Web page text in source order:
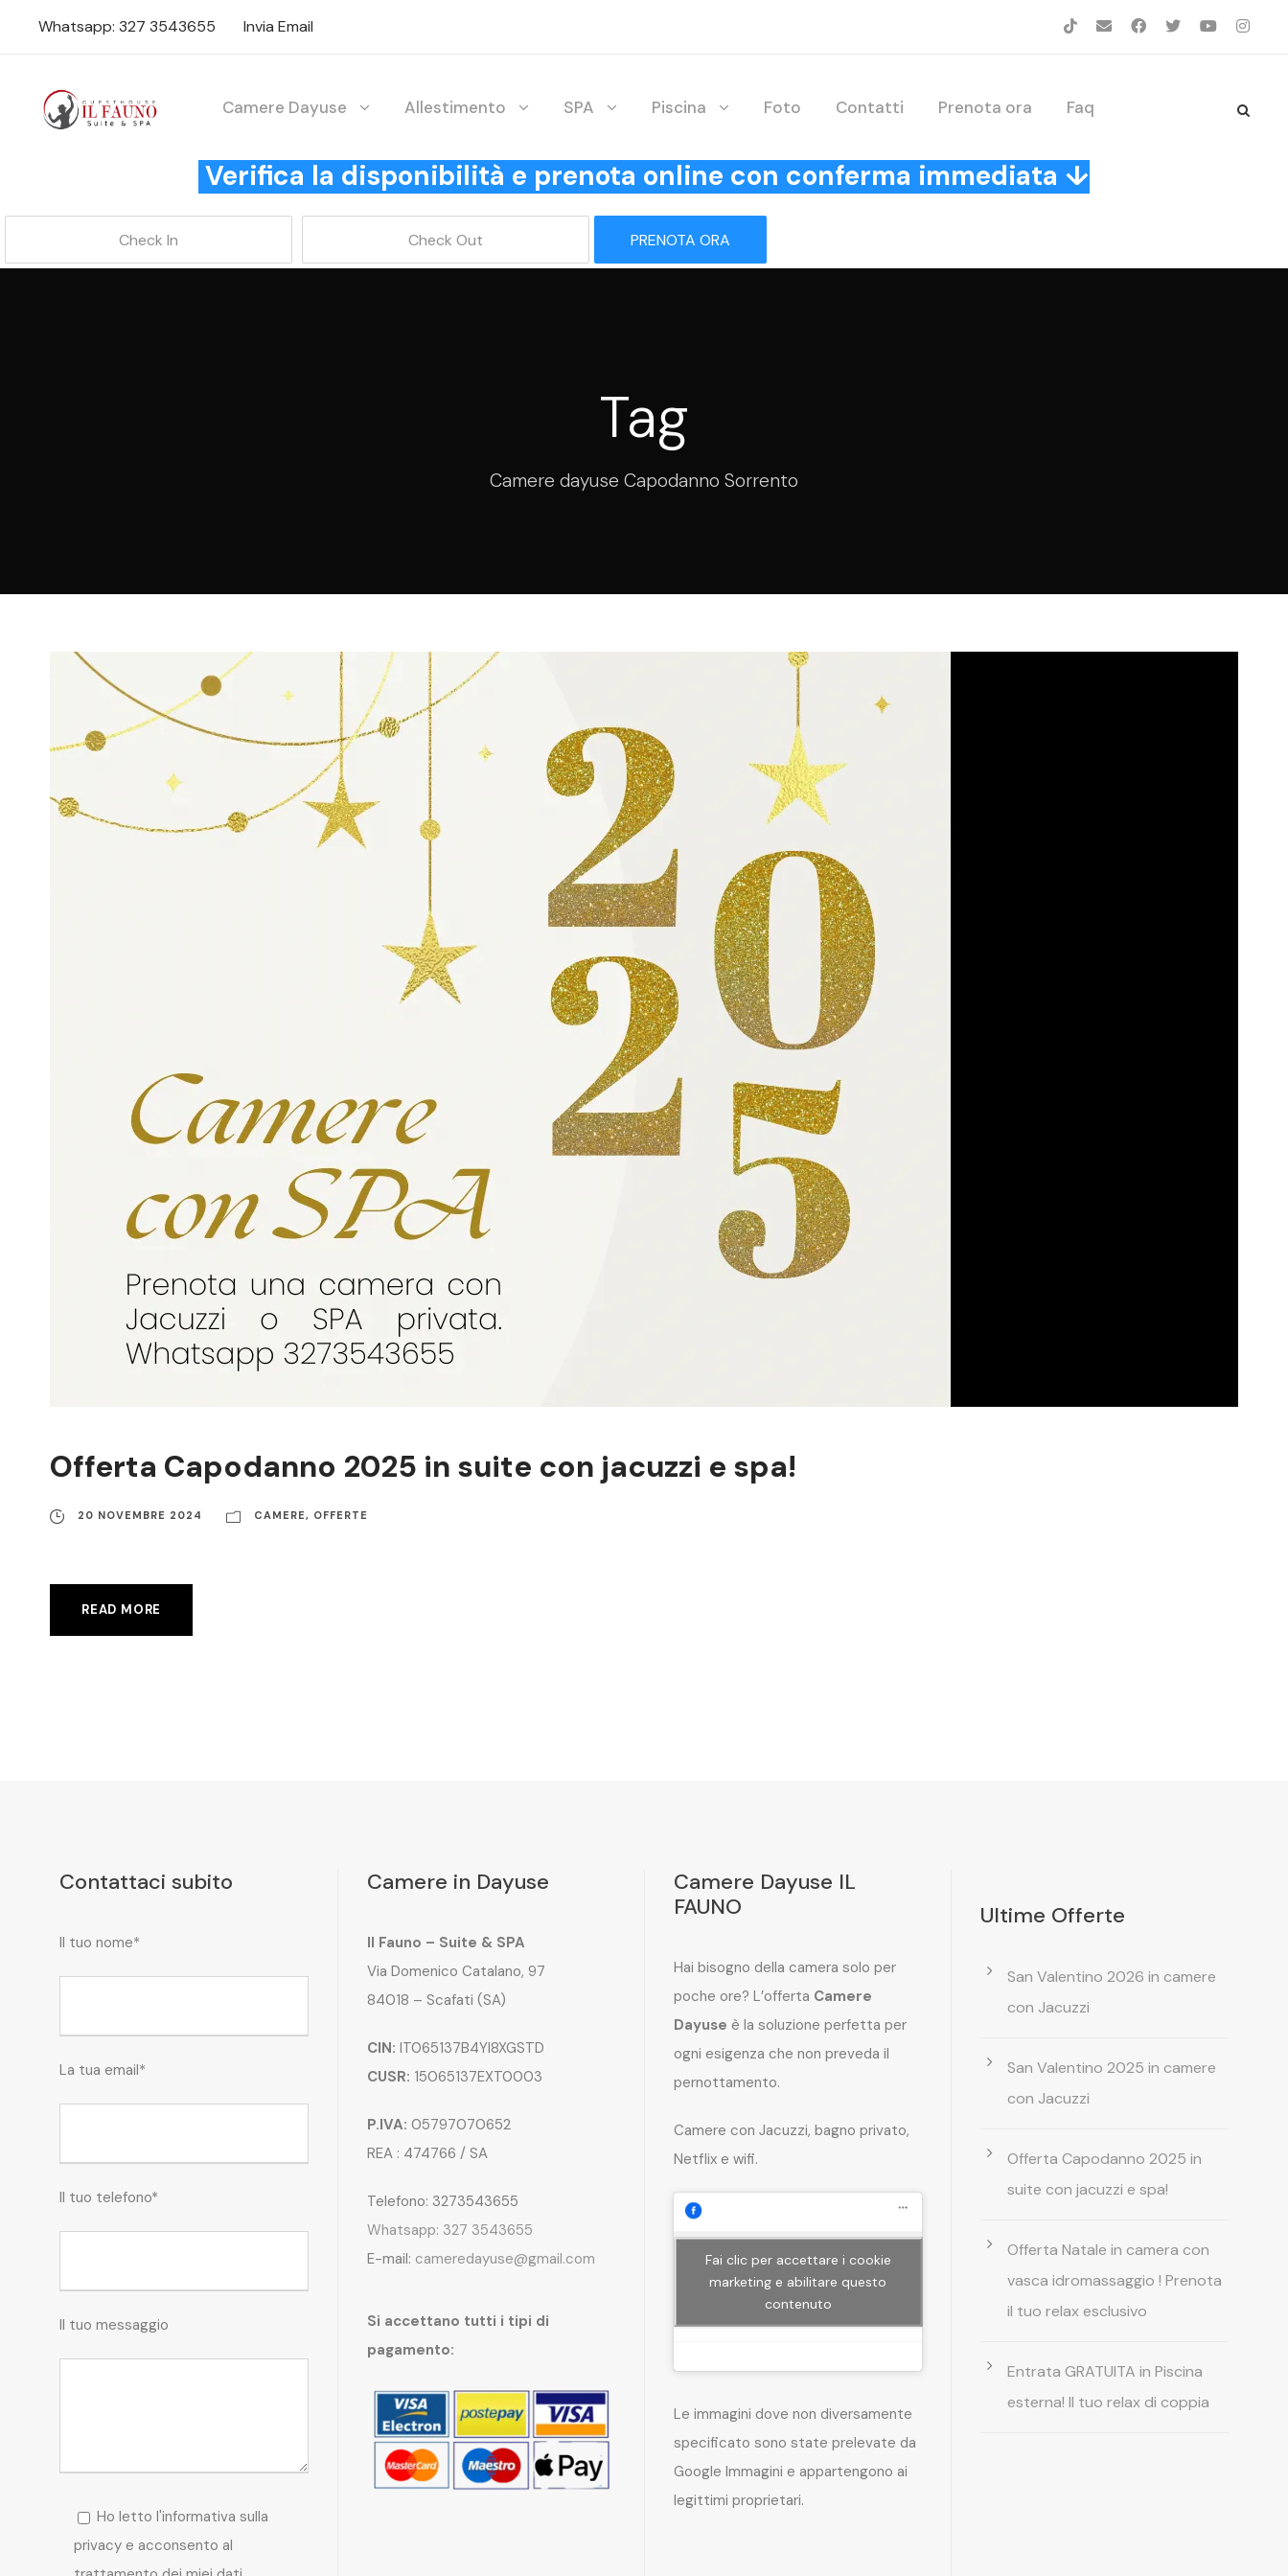
Whatsapp: 327 3543655 Invia Email
Camere Dayuse Allestimento SPA Piscina Foto Contatti Prenota ora Faq
Verifica la disponibilità e prenota online con conferma immediata ↓
PRENOTA ORA
Tag
Camere dayuse Capodanno Sorrento
Offerta Capodanno 2025 in suite con jacuzzi e spa!
20 NOVEMBRE 2024 CAMERE, OFFERTE
READ MORE
Contattaci subito
Il tuo nome*
La tua email*
Il tuo telefono*
Il tuo messaggio
Ho letto l'informativa sulla
privacy e acconsento al
Camere in Dayuse
Il Fauno – Suite & SPA
Via Domenico Catalano, 97
84018 – Scafati (SA)
CIN: IT065137B4YI8XGSTD
CUSR: 15065137EXT0003
P.IVA: 05797070652
REA : 474766 / SA
Telefono: 3273543655
Whatsapp: 327 3543655
E-mail: cameredayuse@gmail.com
Si accettano tutti i tipi di
pagamento:
Camere Dayuse IL
FAUNO
Hai bisogno della camera solo per
poche ore? L’offerta Camere
Dayuse è la soluzione perfetta per
ogni esigenza che non preveda il
pernottamento.
Camere con Jacuzzi, bagno privato,
Netflix e wifi.
Fai clic per accettare i cookie
marketing e abilitare questo
contenuto
Le immagini dove non diversamente
specificato sono state prelevate da
Google Immagini e appartengono ai
legittimi proprietari.
Ultime Offerte
San Valentino 2026 in camere
con Jacuzzi
San Valentino 2025 in camere
con Jacuzzi
Offerta Capodanno 2025 in
suite con jacuzzi e spa!
Offerta Natale in camera con
vasca idromassaggio ! Prenota
il tuo relax esclusivo
Entrata GRATUITA in Piscina
esterna! Il tuo relax di coppia